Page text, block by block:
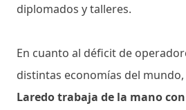
diplomados y talleres.
En cuanto al déficit de
distintas economías del mundo,
Laredo trabaja de la mano con